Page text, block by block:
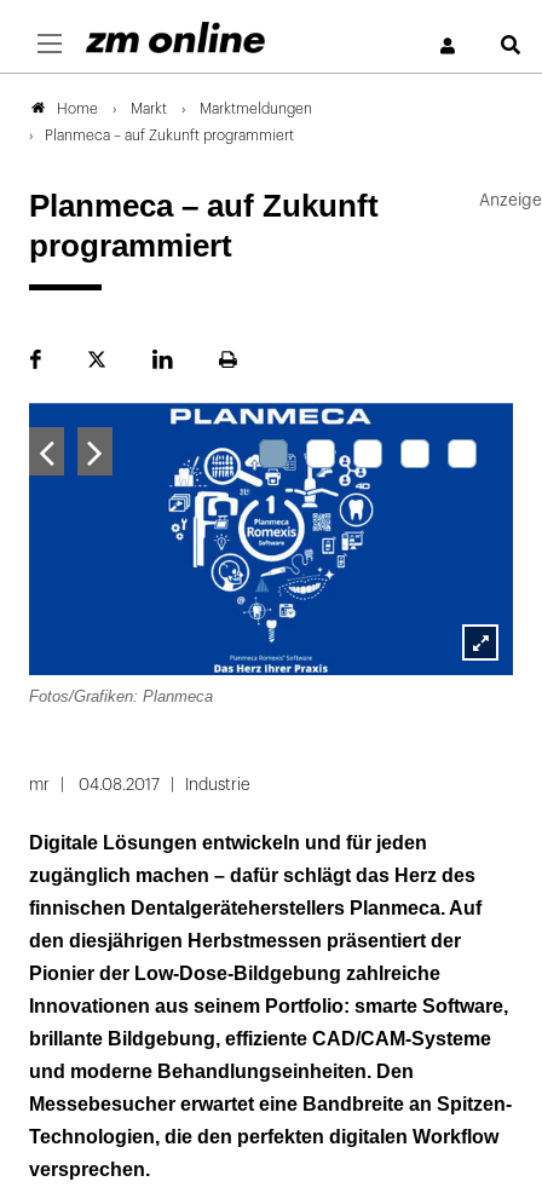
Home Markt
Marktmeldungen
Planmeca – auf Zukunft programmiert
Planmeca – auf Zukunft
programmiert
FacebookPlattformLinekdInSeite
Lightbox
Fotos/Grafiken: Planmeca
1
5
mr 04.08.2017 Industrie
Digitale Lösungen entwickeln und für jeden
zugänglich machen – dafür schlägt das Herz des
finnischen Dentalgeräteherstellers Planmeca. Auf
den diesjährigen Herbstmessen präsentiert der
Pionier der Low-Dose-Bildgebung zahlreiche
Innovationen aus seinem Portfolio: smarte Software,
brillante Bildgebung, effiziente CAD/CAM-Systeme
und moderne Behandlungseinheiten. Den
Messebesucher erwartet eine Bandbreite an Spitzen-
Technologien, die den perfekten digitalen Workflow
versprechen.